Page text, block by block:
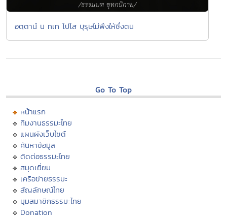
อตฺตานํ น ทเท โปโส บุรุษไม่พึงให้ซึ่งตน
Go To Top
หน้าแรก
ทีมงานธรรมะไทย
แผนผังเว็บไซต์
ค้นหาข้อมูล
ติดต่อธรรมะไทย
สมุดเยี่ยม
เครือข่ายธรรมะ
สัญลักษณ์ไทย
มุมสมาชิกธรรมะไทย
Donation